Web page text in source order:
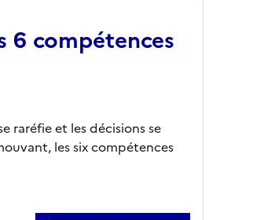
6 compétences
raréfie et les décisions se
les six compétences